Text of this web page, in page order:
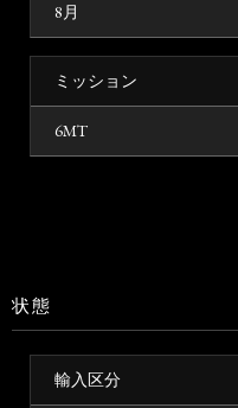
8月
ミッション
6MT
状態
輸入区分